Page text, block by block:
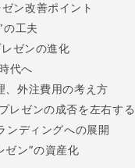
ン改善ポイント
の工夫
ゼンの進化
代へ
、外注費用の考え方
レゼンの成否を左右する
ンディングへの展開
ゼン”の資産化